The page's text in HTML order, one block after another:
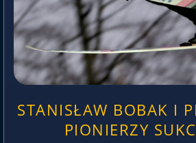
STANISŁAW BOBAK I
PIONIERZY